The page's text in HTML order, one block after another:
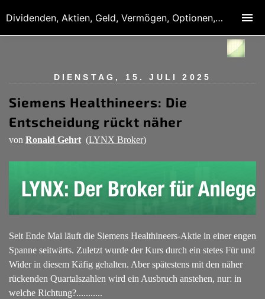
DIENSTAG, 15. JULI 2025
Siemens Healthineers: Die
Entscheidung rückt näher
von Ronald Gehrt (LYNX Broker)
Seit Ende Mai läuft die Siemens Healthineers-Aktie in einer engen
Spanne seitwärts. Zuletzt wurde der Kurs durch ein stetes Für und
Wider in diesem Käfig gehalten. Aber spätestens mit den näher
rückenden Quartalszahlen wird ein Ausbruch anstehen, nur: in
welche Richtung?...........
Dividenden, Aktien, Geld, Vermögen, Optionen, Derivate